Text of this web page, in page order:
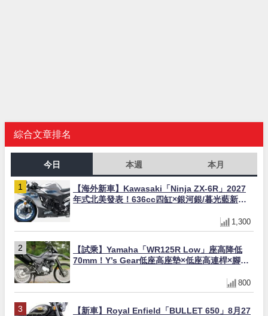
綜合文章排名
今日 本週 本月
【海外新車】Kawasaki「Ninja ZX-6R」2027
年式北美發表！636cc四缸×銀河銀/暮光藍新色
1,300
【試乘】Yamaha「WR125R Low」座高降低
70mm！Y’s Gear低座高座墊×低座高連桿×腳踏
800
【新車】Royal Enfield「BULLET 650」8月27